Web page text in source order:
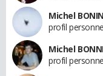
Michel BONIN
profil
Michel
profil